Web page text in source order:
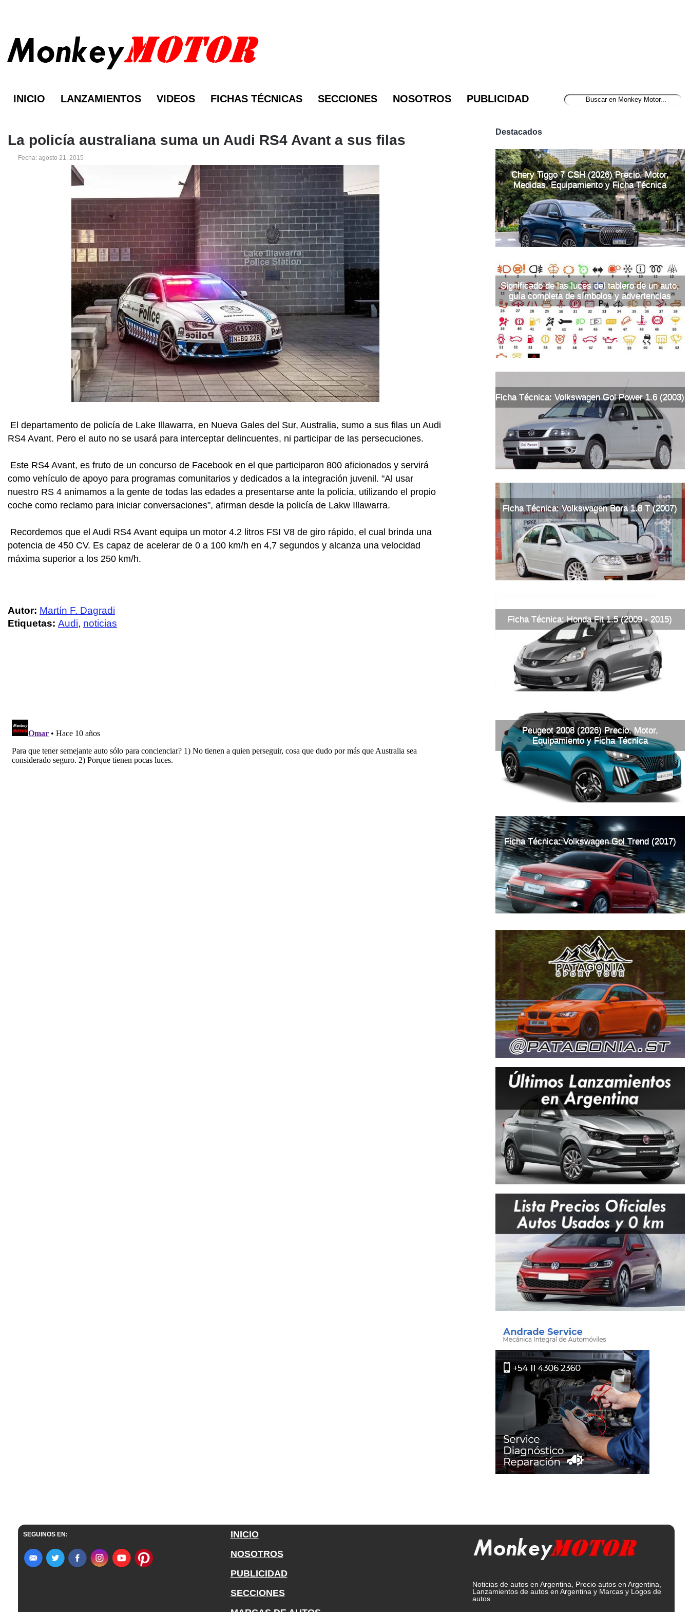
INICIO LANZAMIENTOS VIDEOS FICHAS TÉCNICAS SECCIONES NOSOTROS PUBLICIDAD
La policía australiana suma un Audi RS4 Avant a sus filas
Fecha: agosto 21, 2015
El departamento de policía de Lake Illawarra, en Nueva Gales del Sur, Australia, sumo a sus filas un Audi
RS4 Avant. Pero el auto no se usará para interceptar delincuentes, ni participar de las persecuciones.
Este RS4 Avant, es fruto de un concurso de Facebook en el que participaron 800 aficionados y servirá
como vehículo de apoyo para programas comunitarios y dedicados a la integración juvenil. "Al usar
nuestro RS 4 animamos a la gente de todas las edades a presentarse ante la policía, utilizando el propio
coche como reclamo para iniciar conversaciones", afirman desde la policía de Lakw Illawarra.
Recordemos que el Audi RS4 Avant equipa un motor 4.2 litros FSI V8 de giro rápido, el cual brinda una
potencia de 450 CV. Es capaz de acelerar de 0 a 100 km/h en 4,7 segundos y alcanza una velocidad
máxima superior a los 250 km/h.
Autor: Martín F. Dagradi
Etiquetas: Audi, noticias
Destacados
Chery Tiggo 7 CSH (2026) Precio, Motor,
Medidas, Equipamiento y Ficha Técnica
Significado de las luces del tablero de un auto,
guía completa de símbolos y advertencias
Ficha Técnica: Volkswagen Gol Power 1.6 (2003)
Ficha Técnica: Volkswagen Bora 1.8 T (2007)
Ficha Técnica: Honda Fit 1.5 (2009 - 2015)
Peugeot 2008 (2026) Precio, Motor,
Equipamiento y Ficha Técnica
Ficha Técnica: Volkswagen Gol Trend (2017)
SEGUINOS EN:
INICIO
NOSOTROS
PUBLICIDAD
SECCIONES
Noticias de autos en Argentina, Precio autos en Argentina,
Lanzamientos de autos en Argentina y Marcas y Logos de
autos